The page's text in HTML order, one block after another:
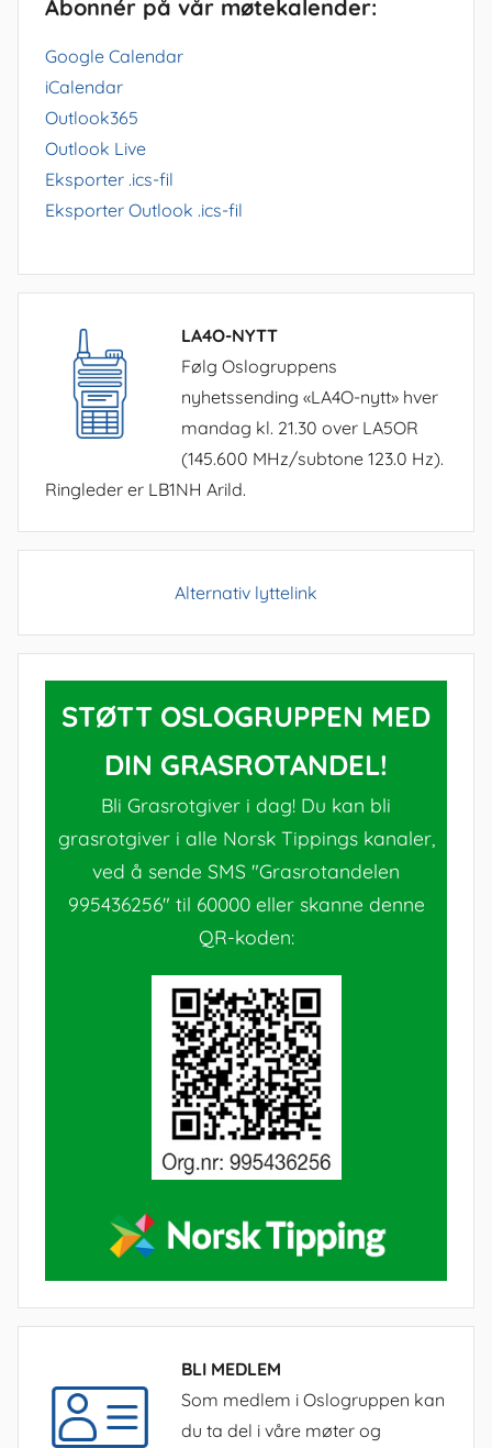
Abonnér på vår møtekalender:
Google Calendar
iCalendar
Outlook365
Outlook Live
Eksporter .ics-fil
Eksporter Outlook .ics-fil
LA4O-NYTT
Følg Oslogruppens
nyhetssending «LA4O-nytt» hver
mandag kl. 21.30 over LA5OR
(145.600 MHz/subtone 123.0 Hz).
Ringleder er LB1NH Arild.
Alternativ lyttelink
STØTT OSLOGRUPPEN MED
DIN GRASROTANDEL!
Bli Grasrotgiver i dag! Du kan bli
grasrotgiver i alle Norsk Tippings kanaler,
ved å sende SMS "Grasrotandelen
995436256" til 60000 eller skanne denne
QR-koden:
BLI MEDLEM
Som medlem i Oslogruppen kan
du ta del i våre møter og